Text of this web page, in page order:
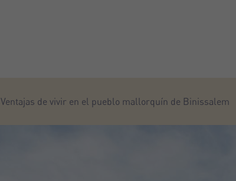
Ventajas de vivir en el pueblo mallorquín de Binissalem